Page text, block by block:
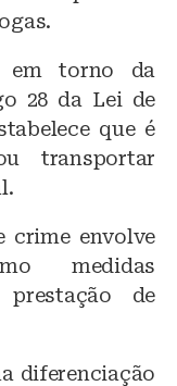
em torno da
28 da Lei de
que é
transportar
crime envolve
medidas
prestação de
diferenciação